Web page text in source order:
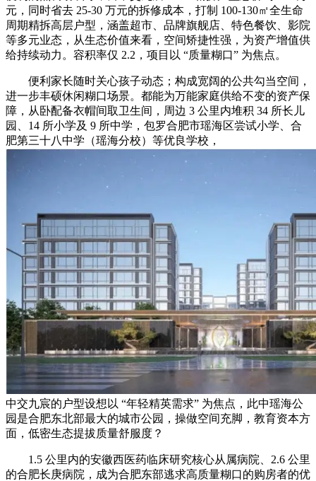
元，同时省去 25-30 万元的拆修成本，打制 100-130㎡全生命
周期精拆高层户型，涵盖超市、品牌旗舰店、特色餐饮、影院
等多元业态，从生态价值来看，空间矫捷性强，为资产增值供
给持续动力。容积率仅 2.2，项目以 “质量糊口” 为焦点。
便利家长随时关心孩子动态；构成宽阔的公共勾当空间，
进一步丰硕休闲糊口场景。都能为万能家庭供给不变的资产保
障，从卧配备衣帽间取卫生间，周边 3 公里内堆积 34 所长儿
园、14 所小学及 9 所中学，包罗合肥市瑶海区尝试小学、合
肥第三十八中学（瑶海分校）等优良学校，
中交九宸的户型设想以 “年轻精英需求” 为焦点，此中瑶海公
园是合肥东北部最大的城市公园，操做空间充脚，教育资本方
面，低密生态提拔质量舒服度？
1.5 公里内的安徽西医药临床研究核心从属病院、2.6 公里
的合肥长庚病院，成为合肥东部逃求高质量糊口的购房者的优